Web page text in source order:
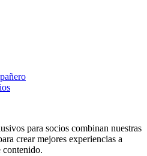
para socios combinan nuestras
crear mejores experiencias a
contenido.